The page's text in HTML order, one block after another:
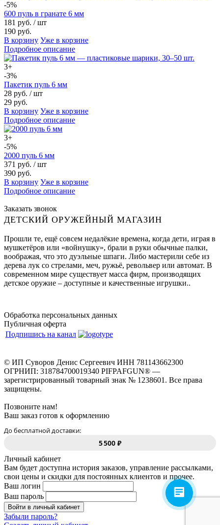
-5%
600 пуль в гранате 6 мм
181 руб. / шт
190 руб.
В корзину Уже в корзине
Подробное описание
3+
-3%
Пакетик пуль 6 мм
28 руб. / шт
29 руб.
В корзину Уже в корзине
Подробное описание
3+
-5%
2000 пуль 6 мм
371 руб. / шт
390 руб.
В корзину Уже в корзине
Подробное описание
Заказать звонок
ДЕТСКИЙ ОРУЖЕЙНЫЙ МАГАЗИН
Прошли те, ещё совсем недалёкие времена, когда дети, играя в
мушкетёров или «войнушку», брали в руки обычные палки,
воображая, что это дуэльные шпаги. Либо мастерили себе из
дерева лук со стрелами, меч, ружьё, револьвер или автомат. В
современном мире существует масса фирм, производящих
детское оружие – доступные и качественные игрушки..
Обработка персональных данных
Публичная оферта
Подпишись на канал
© ИП Суворов Денис Сергеевич ИНН 781143662300
ОГРНИП: 318784700019340 PIFPAFGUN® —
зарегистрированный товарный знак № 1238601. Все права
защищены.
Позвоните нам!
Ваш заказ готов к оформлению
До бесплатной доставки:
5 500 ₽
Личный кабинет
Вам будет доступна история заказов, управление рассылками,
свои цены и скидки для постоянных клиентов и прочее.
Ваш логин
Ваш пароль
Войти в личный кабинет
Забыли пароль?